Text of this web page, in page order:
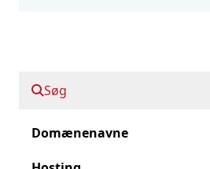
Domænenavne
Søg
1.200 domænenavnsendelser